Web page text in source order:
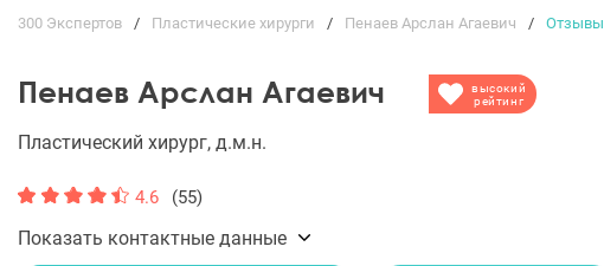
300 Экспертов Пластические хирурги Пенаев Арслан Агаевич Отзывы
Пенаев Арслан Агаевич
высокий
рейтинг
Пластический хирург, д.м.н.
4.6 (55)
Показать контактные данные